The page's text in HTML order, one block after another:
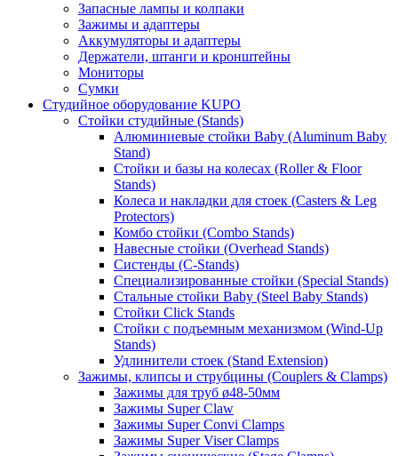
Запасные лампы и колпаки
Зажимы и адаптеры
Аккумуляторы и адаптеры
Держатели, штанги и кронштейны
Мониторы
Сумки
Студийное оборудование KUPO
Стойки студийные (Stands)
Алюминиевые стойки Baby (Aluminum Baby
Stand)
Стойки и базы на колесах (Roller & Floor
Stands)
Колеса и накладки для стоек (Casters & Leg
Protectors)
Комбо стойки (Combo Stands)
Навесные стойки (Overhead Stands)
Систенды (C-Stands)
Специализированные стойки (Special Stands)
Стальные стойки Baby (Steel Baby Stands)
Стойки Click Stands
Стойки с подъемным механизмом (Wind-Up
Stands)
Удлинители стоек (Stand Extension)
Зажимы, клипсы и струбцины (Couplers & Clamps)
Зажимы для труб ø48-50мм
Зажимы Super Claw
Зажимы Super Convi Clamps
Зажимы Super Viser Clamps